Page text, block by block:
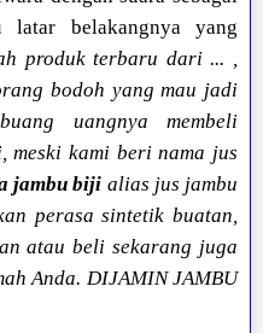
latar belakangnya yang
produk terbaru dari ... ,
bodoh yang mau jadi
uangnya membeli
meski kami beri nama jus
jambu biji alias jus jambu
perasa sintetik buatan,
atau beli sekarang juga
Anda. DIJAMIN JAMBU